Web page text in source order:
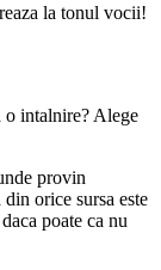
la tonul vocii!
o intalnire? Alege
provin
orice sursa este
poate ca nu